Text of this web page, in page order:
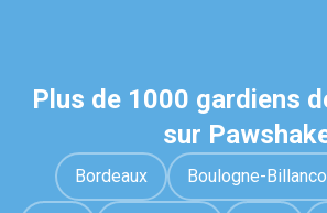
Plus de 1000 gardiens
sur
Bordeaux Boulogne-